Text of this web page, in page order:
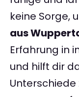
keine Sorge,
aus
Erfahrung in
und hilft dir
Unterschiede